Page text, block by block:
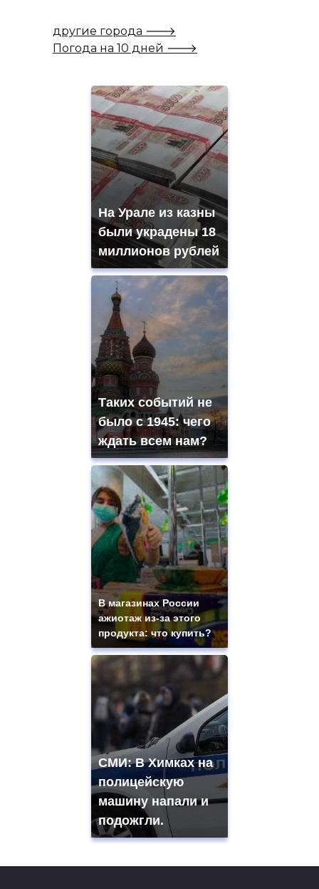
другие города 🡒
Погода на 10 дней 🡒
На Урале из казны
были украдены 18
миллионов рублей
Таких событий не
было с 1945: чего
ждать всем нам?
В магазинах России
ажиотаж из-за этого
продукта: что купить?
СМИ: В Химках на
полицейскую
машину напали и
подожгли.